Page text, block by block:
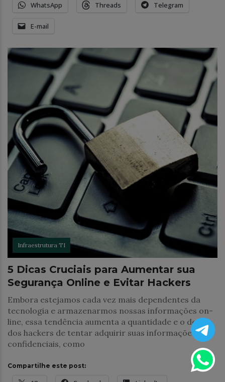
WhatsApp Threads Telegram
E-mail
Infraestrutura TI
5 Dicas Cruciais para Aumentar sua
Segurança Online e Evitar Hackers
Embora estejamos cada vez mais dependentes da
tecnologia e armazenarmos nossas informações on-
line, essa tendência aumenta a quantidade e o desejo
dos hackers de tentar adquirir suas informações
confidenciais, como
Compartilhe este post: